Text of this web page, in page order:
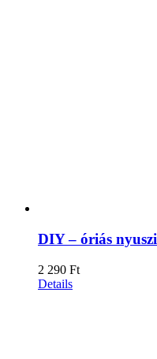
DIY – óriás nyuszi
2 290 Ft
Details